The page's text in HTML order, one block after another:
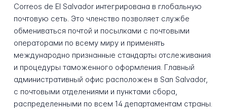
Correos de El Salvador интегрирована в глобальную
почтовую сеть. Это членство позволяет службе
обмениваться почтой и посылками с почтовыми
операторами по всему миру и применять
международно признанные стандарты отслеживания
и процедуры таможенного оформления. Главный
административный офис расположен в San Salvador,
с почтовыми отделениями и пунктами сбора,
распределенными по всем 14 департаментам страны.